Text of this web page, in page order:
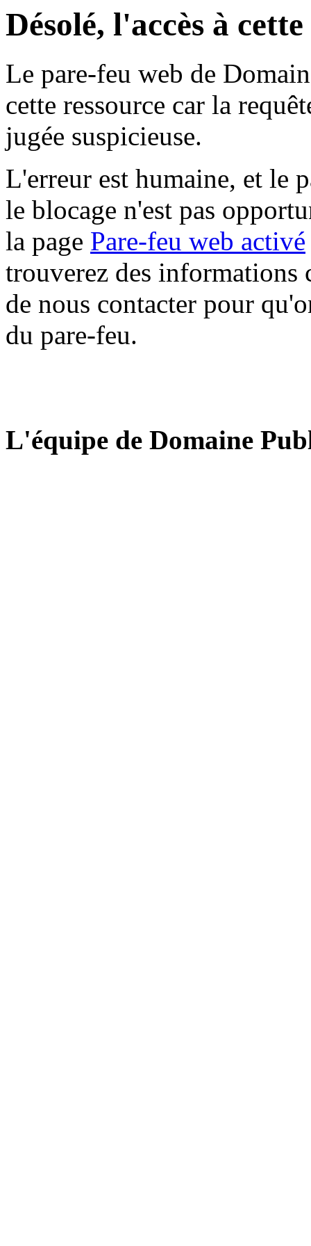
Désolé, l'accès à
Le pare-feu web de
cette ressource car la
jugée suspicieuse.
L'erreur est humaine, et le
le blocage n'est pas
la page Pare-feu web activé
trouverez des informations
de nous contacter pour
du pare-feu.
L'équipe de Domaine